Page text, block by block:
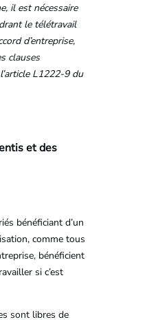
il est nécessaire
le télétravail
d’entreprise,
clauses
L1222-9 du
et des
bénéficiant d’un
comme tous
bénéficient
si c’est
sont libres de